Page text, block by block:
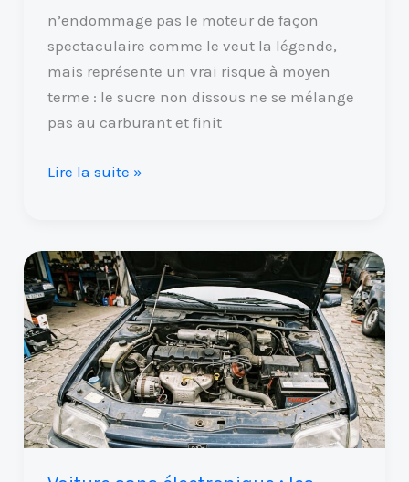
n’endommage pas le moteur de façon
spectaculaire comme le veut la légende,
mais représente un vrai risque à moyen
terme : le sucre non dissous ne se mélange
pas au carburant et finit
Lire la suite »
Voiture
sans
électronique
:
les
modèles
les
plus